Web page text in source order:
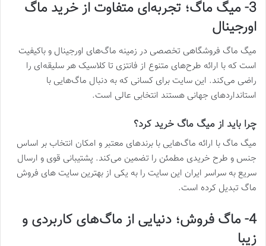
3- میگ ماگ؛ تجربه‌ای متفاوت از خرید ماگ
اورجینال
میگ ماگ فروشگاهی تخصصی در زمینه ماگ‌های اورجینال و باکیفیت
است که با ارائه طرح‌های متنوع از فانتزی تا کلاسیک هر سلیقه‌ای را
راضی می‌کند. این سایت برای کسانی که به دنبال ماگ‌هایی با
استانداردهای جهانی هستند انتخابی عالی است.
چرا باید از میگ ماگ خرید کرد؟
میگ ماگ با ارائه ماگ‌هایی با برندهای معتبر و امکان انتخاب بر اساس
جنس و طرح خریدی مطمئن را تضمین می‌کند. پشتیبانی قوی و ارسال
سریع به سراسر ایران این سایت را به یکی از بهترین سایت های فروش
ماگ تبدیل کرده است.
4- ماگ فروش؛ دنیایی از ماگ‌های کاربردی و
زیبا